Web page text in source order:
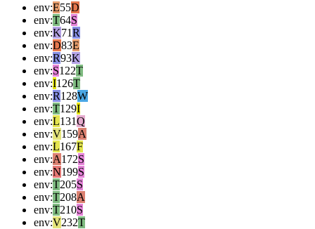
env:E55D
env:T64S
env:K71R
env:D83E
env:R93K
env:S122T
env:I126T
env:R128W
env:T129I
env:L131Q
env:V159A
env:L167F
env:A172S
env:N199S
env:T205S
env:T208A
env:T210S
env:V232T